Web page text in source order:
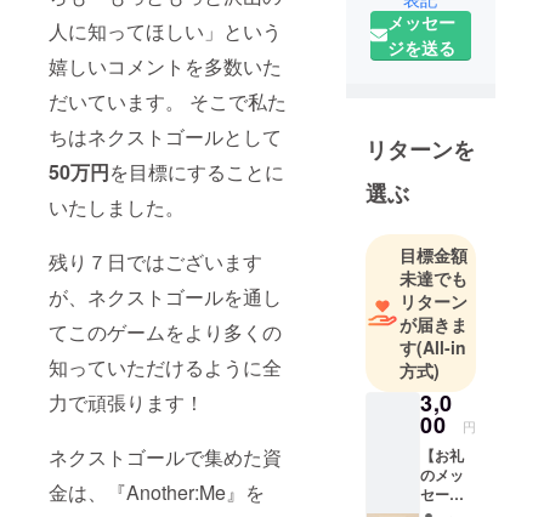
人に知ってほしい」という
嬉しいコメントを多数いた
だいています。 そこで私た
ちはネクストゴールとして
50万円を目標にすることに
いたしました。
残り７日ではございます
が、ネクストゴールを通し
てこのゲームをより多くの
知っていただけるように全
力で頑張ります！
ネクストゴールで集めた資
金は、『Another:Me』を
飲食・
フィットネ
の人事・営
業・事業開
発に携わっ
までの経験
をいかし、
「遊び」と
「学び」を
ボードゲー
ムとして融
合させる研
修コンテン
ツ制作する
合同会社
Smart Apeの
メッセー
ジを送る
リターンを
選ぶ
目標金額
未達でも
リターン
が届きま
す(All-in
方式)
3,0
00 円
【お礼
のメッ
セー